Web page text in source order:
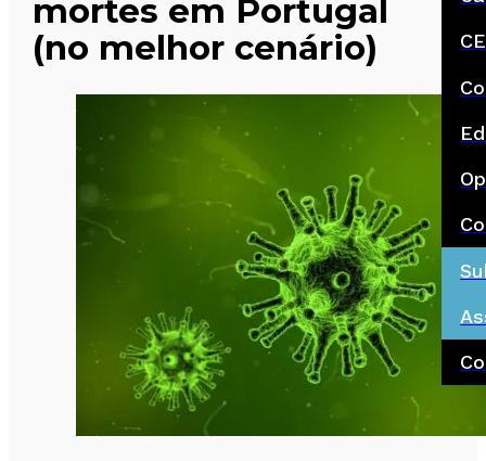
mortes em Portugal
(no melhor cenário)